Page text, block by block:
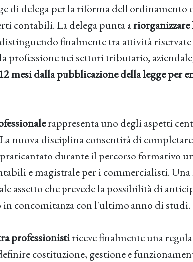
di delega per la riforma dell'ordinamento
contabili. La delega punta ariorganizzare
distinguendo finalmente tra attività riservate
professione nei settori tributario,
12 mesi dalla pubblicazione della legge per
rappresenta uno degli aspetti
nuova disciplina consentirà di completare
durante il percorso formativo
e magistrale per i commercialisti.
assetto che prevede la possibilità di
concomitanza con l'ultimo anno di studi.
professionistiriceve finalmente una
costituzione, gestione e